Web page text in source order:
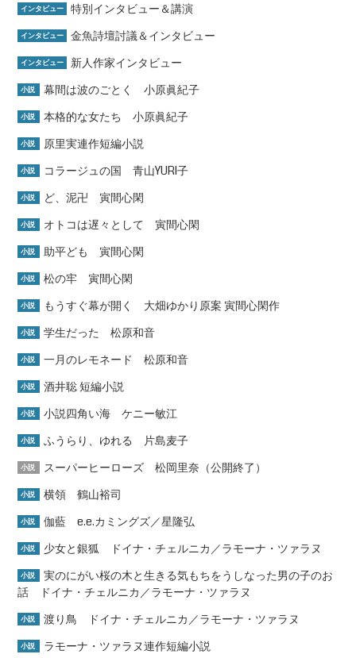
インタビュー 特別インタビュー＆講演
インタビュー 金魚詩壇討議＆インタビュー
インタビュー 新人作家インタビュー
小説 幕間は波のごとく 小原眞紀子
小説 本格的な女たち 小原眞紀子
小説 原里実連作短編小説
小説 コラージュの国 青山YURI子
小説 ど、泥卍 寅間心閑
小説 オトコは遅々として 寅間心閑
小説 助平ども 寅間心閑
小説 松の牢 寅間心閑
小説 もうすぐ幕が開く 大畑ゆかり原案 寅間心閑作
小説 学生だった 松原和音
小説 一月のレモネード 松原和音
小説 酒井聡 短編小説
小説 小説四角い海 ケニー敏江
小説 ふうらり、ゆれる 片島麦子
小説 スーパーヒーローズ 松岡里奈（公開終了）
小説 横領 鶴山裕司
小説 伽藍 e.e.カミングズ／星隆弘
小説 少女と銀狐 ドイナ・チェルニカ／ラモーナ・ツァラヌ
小説
実のにがい桜の木と生きる気もちをうしなった男の子のお
話 ドイナ・チェルニカ／ラモーナ・ツァラヌ
小説 渡り鳥 ドイナ・チェルニカ／ラモーナ・ツァラヌ
小説 ラモーナ・ツァラヌ連作短編小説